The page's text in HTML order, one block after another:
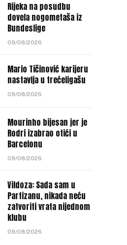
Rijeka na posudbu
dovela nogometaša iz
Bundeslige
09/08/2026
Mario Tičinović karijeru
nastavlja u trećeligašu
09/08/2026
Mourinho bijesan jer je
Rodri izabrao otići u
Barcelonu
09/08/2026
Vildoza: Sada sam u
Partizanu, nikada neću
zatvoriti vrata nijednom
klubu
09/08/2026